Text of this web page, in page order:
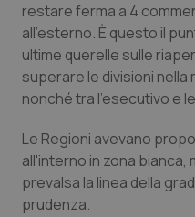
Emilia-Romagna
Friuli Venezia
Liguria
Colesterolo &
Dermatite Atopica
Disturbi dell’umore
restare ferma a 4
all'esterno. È questo il
ultime querelle sulle
superare le divisioni
nonché tra l'esecutivo e
Le Regioni avevano
all'interno in zona
prevalsa la linea della
prudenza.